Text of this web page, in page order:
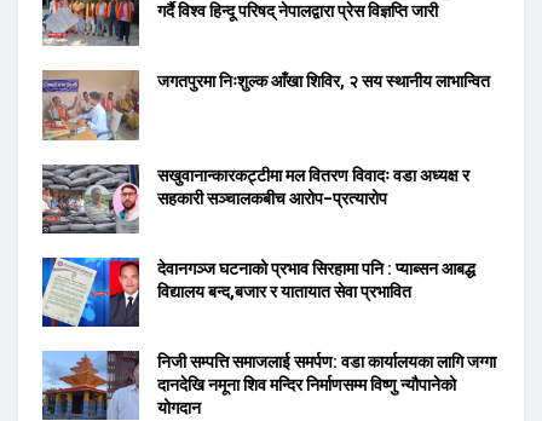
गर्दै विश्व हिन्दू परिषद् नेपालद्वारा प्रेस विज्ञप्ति जारी
जगतपुरमा निःशुल्क आँखा शिविर, २ सय स्थानीय लाभान्वित
सखुवानान्कारकट्टीमा मल वितरण विवादः वडा अध्यक्ष र
सहकारी सञ्चालकबीच आरोप–प्रत्यारोप
देवानगञ्ज घटनाको प्रभाव सिरहामा पनि : प्याब्सन आबद्ध
विद्यालय बन्द,बजार र यातायात सेवा प्रभावित
निजी सम्पत्ति समाजलाई समर्पण: वडा कार्यालयका लागि जग्गा
दानदेखि नमूना शिव मन्दिर निर्माणसम्म विष्णु न्यौपानेको
योगदान